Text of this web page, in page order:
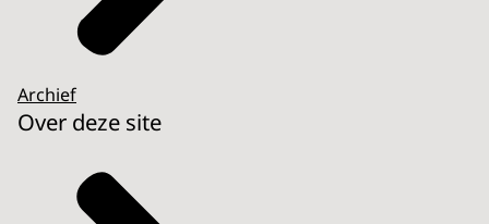
Archief
Over deze site